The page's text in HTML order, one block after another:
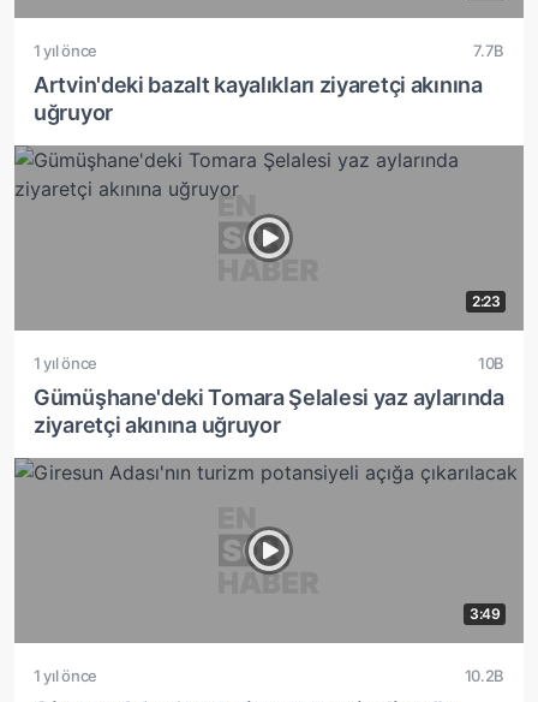
1 yıl önce 7.7B
Artvin'deki bazalt kayalıkları ziyaretçi akınına
uğruyor
2:23
1 yıl önce 10B
Gümüşhane'deki Tomara Şelalesi yaz aylarında
ziyaretçi akınına uğruyor
3:49
1 yıl önce 10.2B